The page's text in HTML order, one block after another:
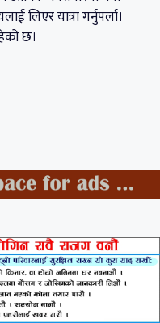
लिएर यात्रा गर्नुपर्ला।
छ।